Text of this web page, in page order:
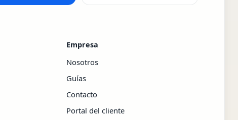
Empresa
Nosotros
Guías
Contacto
Portal del cliente